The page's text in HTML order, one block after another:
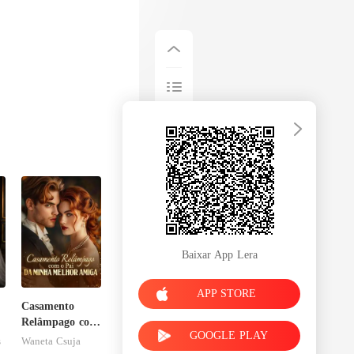
Casamento
Relâmpago com
o Pai da Minha
Waneta Csuja
Baixar App Lera
APP STORE
GOOGLE PLAY